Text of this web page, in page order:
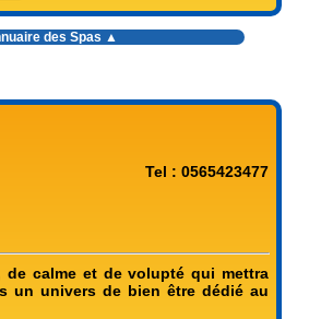
des Spas ▲
Tel : 0565423477
calme et de volupté qui mettra
un univers de bien être dédié au